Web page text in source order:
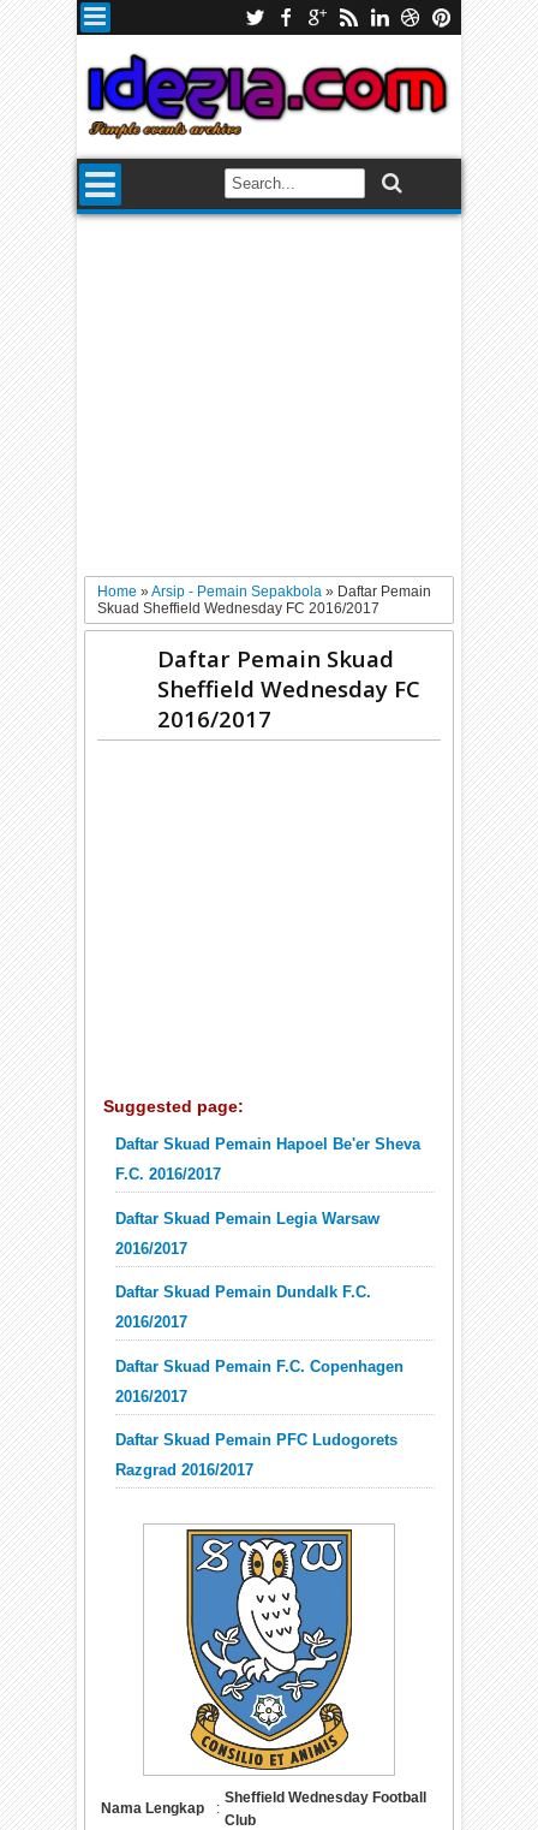
Home»Arsip - Pemain Sepakbola» Daftar Pemain
Skuad Sheffield Wednesday FC 2016/2017
Daftar Pemain Skuad
Sheffield Wednesday FC
2016/2017
Suggested page:
Daftar Skuad Pemain Hapoel Be'er Sheva
F.C. 2016/2017
Daftar Skuad Pemain Legia Warsaw
2016/2017
Daftar Skuad Pemain Dundalk F.C.
2016/2017
Daftar Skuad Pemain F.C. Copenhagen
2016/2017
Daftar Skuad Pemain PFC Ludogorets
Razgrad 2016/2017
Nama Lengkap :
Sheffield Wednesday Football
Club